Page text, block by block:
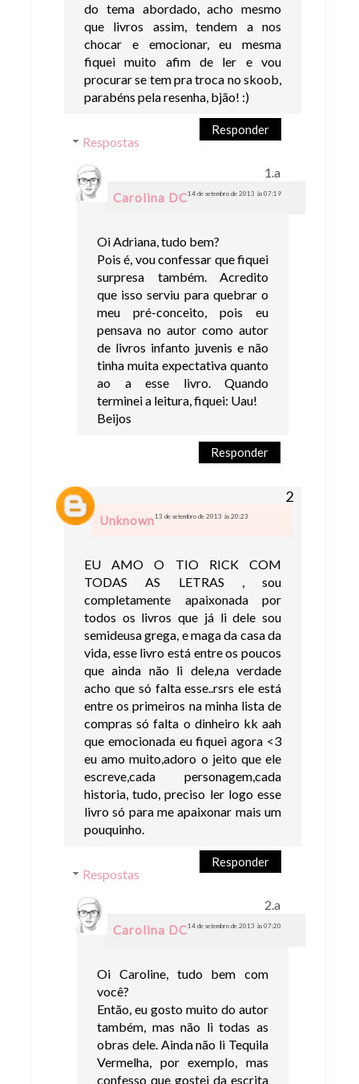
do tema abordado, acho mesmo
que livros assim, tendem a nos
chocar e emocionar, eu mesma
fiquei muito afim de ler e vou
procurar se tem pra troca no skoob,
parabéns pela resenha, bjão! :)
Responder
Respostas
Carolina DC14 de setembro de 2013 às 07:19
Oi Adriana, tudo bem?
Pois é, vou confessar que fiquei
surpresa também. Acredito
que isso serviu para quebrar o
meu pré-conceito, pois eu
pensava no autor como autor
de livros infanto juvenis e não
tinha muita expectativa quanto
ao a esse livro. Quando
terminei a leitura, fiquei: Uau!
Beijos
Responder
Unknown13 de setembro de 2013 às 20:23
EU AMO O TIO RICK COM
TODAS AS LETRAS , sou
completamente apaixonada por
todos os livros que já li dele sou
semideusa grega, e maga da casa da
vida, esse livro está entre os poucos
que ainda não li dele,na verdade
acho que só falta esse..rsrs ele está
entre os primeiros na minha lista de
compras só falta o dinheiro kk aah
que emocionada eu fiquei agora <3
eu amo muito,adoro o jeito que ele
escreve,cada personagem,cada
historia, tudo, preciso ler logo esse
livro só para me apaixonar mais um
pouquinho.
Responder
Respostas
Carolina DC14 de setembro de 2013 às 07:20
Oi Caroline, tudo bem com
você?
Então, eu gosto muito do autor
também, mas não li todas as
obras dele. Ainda não li Tequila
Vermelha, por exemplo, mas
confesso que gostei da escrita